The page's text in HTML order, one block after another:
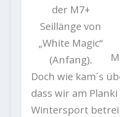
der M7+
Seillänge von
„White Magic“
(Anfang).
Doch wie kam´s
dass wir am
Wintersport